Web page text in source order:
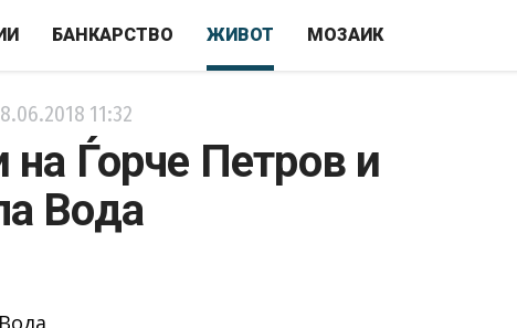
БАНКАРСТВО ЖИВОТ МОЗАИК
11:32
на Ѓорче Петров и
Вода